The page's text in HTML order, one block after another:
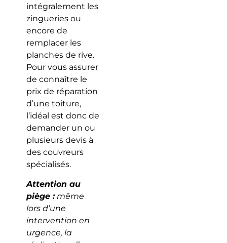
intégralement les
zingueries ou
encore de
remplacer les
planches de rive.
Pour vous assurer
de connaître le
prix de réparation
d’une toiture,
l’idéal est donc de
demander un ou
plusieurs devis à
des couvreurs
spécialisés.
Attention au
piège :même
lors d’une
intervention en
urgence, la